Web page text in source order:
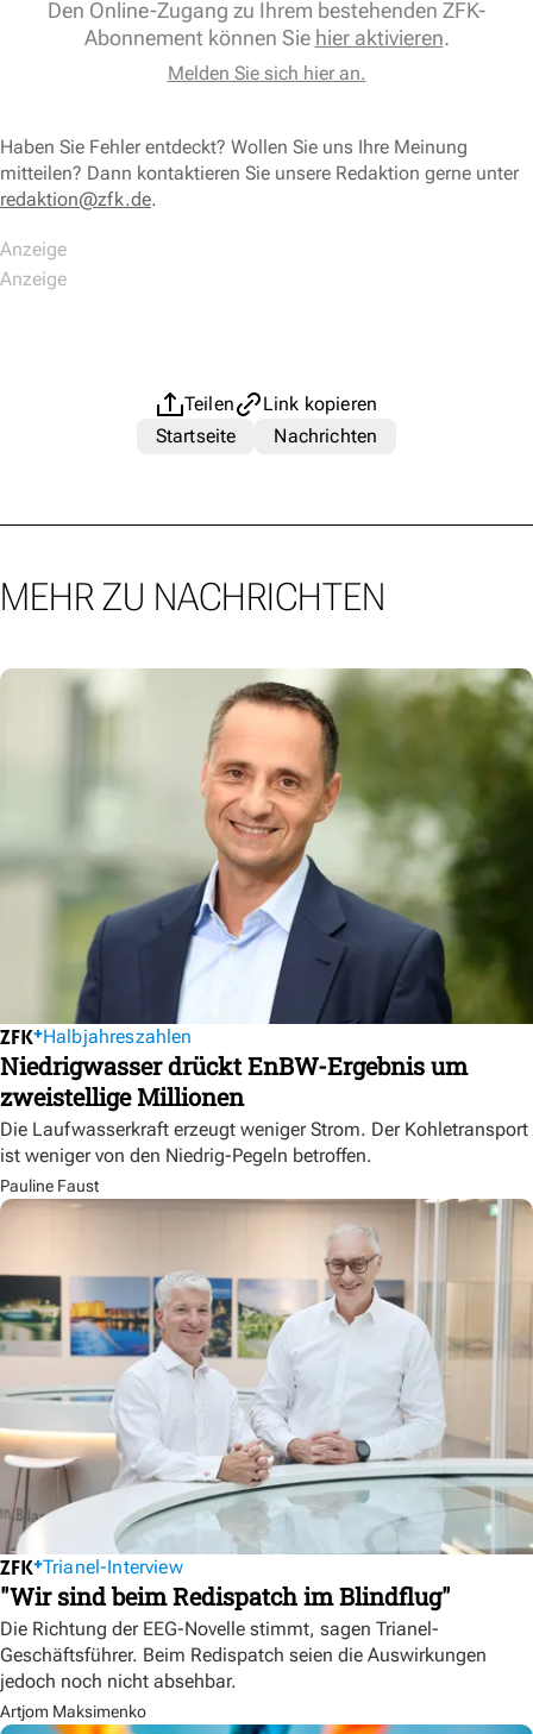
Den Online-Zugang zu Ihrem bestehenden ZFK-
Abonnement können Sie hier aktivieren.
Melden Sie sich hier an.
Haben Sie Fehler entdeckt? Wollen Sie uns Ihre Meinung
mitteilen? Dann kontaktieren Sie unsere Redaktion gerne unter
redaktion@zfk.de.
Teilen
Link kopieren
Startseite
Nachrichten
MEHR ZU NACHRICHTEN
Halbjahreszahlen
Niedrigwasser drückt EnBW-Ergebnis um
zweistellige Millionen
Die Laufwasserkraft erzeugt weniger Strom. Der Kohletransport
ist weniger von den Niedrig-Pegeln betroffen.
Pauline Faust
Trianel-Interview
"Wir sind beim Redispatch im Blindflug"
Die Richtung der EEG-Novelle stimmt, sagen Trianel-
Geschäftsführer. Beim Redispatch seien die Auswirkungen
jedoch noch nicht absehbar.
Artjom Maksimenko